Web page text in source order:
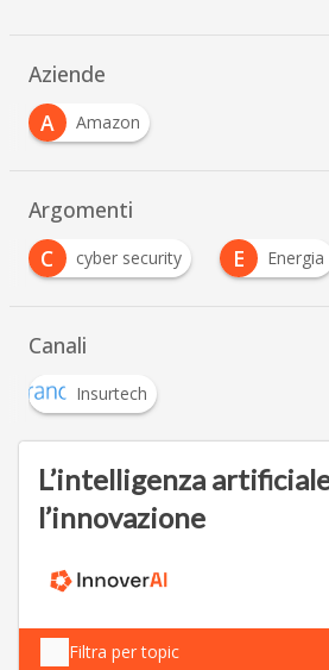
Aziende
A
Amazon
Argomenti
E
Energia I Internet of
Canali
Insurtech
L’intelligenza
l’innovazione
Filtra per topic